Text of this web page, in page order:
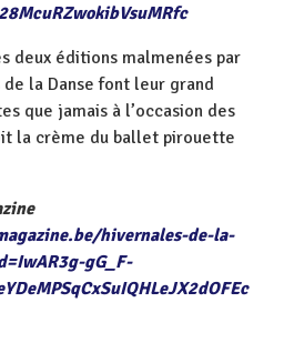
deux éditions malmenées par
la Danse font leur grand
que jamais à l’occasion des
la crème du ballet pirouette
hivernales-de-la-
gG_F-